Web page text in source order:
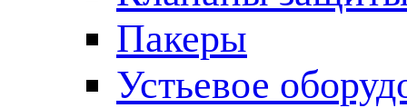
Пакеры
Устьевое